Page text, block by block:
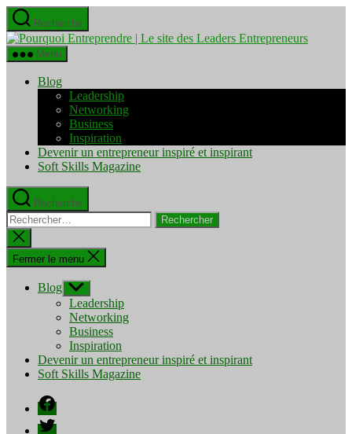
Aller
au
contenu
Recherche
Pourquoi
Menu
Blog
Leadership
Networking
Business
Inspiration
Devenir un entrepreneur inspiré et inspirant
Soft Skills Magazine
Recherche
Rechercher :
Fermer
la
recherche
Fermer le menu
Blog Afficher
le
sous-
menu
Leadership
Networking
Business
Inspiration
Devenir un entrepreneur inspiré et inspirant
Soft Skills Magazine
Facebook
Twitter